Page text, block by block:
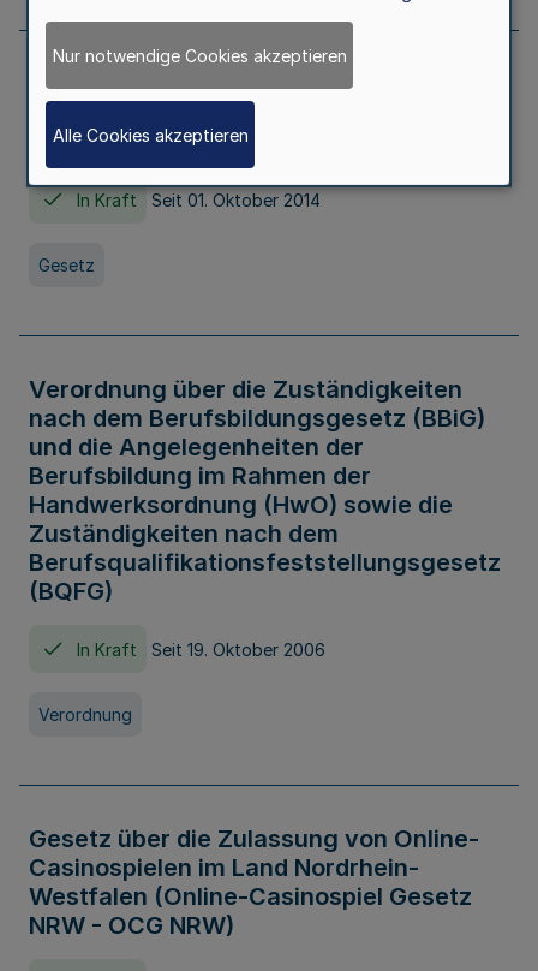
Gesetz über die Hochschulen des Landes
Nordrhein-Westfalen (Hochschulgesetz -
HG)
In Kraft Seit 01. Oktober 2014
Gesetz
Verordnung über die Zuständigkeiten
nach dem Berufsbildungsgesetz (BBiG)
und die Angelegenheiten der
Berufsbildung im Rahmen der
Handwerksordnung (HwO) sowie die
Zuständigkeiten nach dem
Berufsqualifikationsfeststellungsgesetz
(BQFG)
In Kraft Seit 19. Oktober 2006
Verordnung
Gesetz über die Zulassung von Online-
Casinospielen im Land Nordrhein-
Westfalen (Online-Casinospiel Gesetz
NRW - OCG NRW)
Nur notwendige Cookies akzeptieren
Alle Cookies akzeptieren